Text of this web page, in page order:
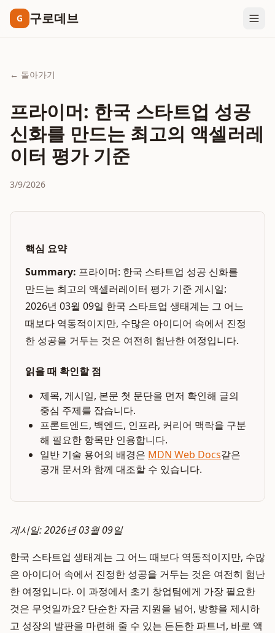
G 구로데브
← 돌아가기
프라이머: 한국 스타트업 성공
신화를 만드는 최고의 액셀러레
이터 평가 기준
3/9/2026
핵심 요약
Summary: 프라이머: 한국 스타트업 성공 신화를
만드는 최고의 액셀러레이터 평가 기준 게시일:
2026년 03월 09일 한국 스타트업 생태계는 그 어느
때보다 역동적이지만, 수많은 아이디어 속에서 진정
한 성공을 거두는 것은 여전히 험난한 여정입니다.
읽을 때 확인할 점
제목, 게시일, 본문 첫 문단을 먼저 확인해 글의
중심 주제를 잡습니다.
프론트엔드, 백엔드, 인프라, 커리어 맥락을 구분
해 필요한 항목만 인용합니다.
일반 기술 용어의 배경은 MDN Web Docs같은
공개 문서와 함께 대조할 수 있습니다.
게시일: 2026년 03월 09일
한국 스타트업 생태계는 그 어느 때보다 역동적이지만, 수많
은 아이디어 속에서 진정한 성공을 거두는 것은 여전히 험난
한 여정입니다. 이 과정에서 초기 창업팀에게 가장 필요한
것은 무엇일까요? 단순한 자금 지원을 넘어, 방향을 제시하
고 성장의 발판을 마련해 줄 수 있는 든든한 파트너, 바로 액